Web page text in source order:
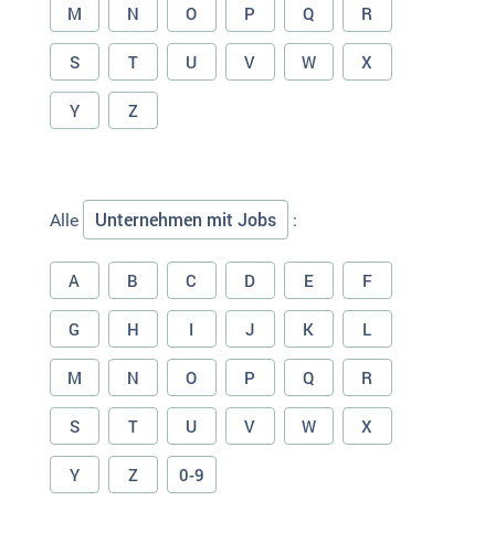
M N O P Q R
S T U V W X
Y Z
Alle Unternehmen mit Jobs :
A B C D E F
G H I J K L
M N O P Q R
S T U V W X
Y Z 0-9